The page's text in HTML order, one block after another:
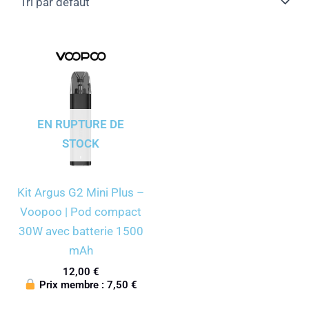
EN RUPTURE DE
STOCK
Kit Argus G2 Mini Plus –
Voopoo | Pod compact
30W avec batterie 1500
mAh
12,00 €
Prix membre : 7,50 €